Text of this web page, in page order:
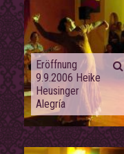
Eröffnung
9.9.2006 Heike
Heusinger
Alegría